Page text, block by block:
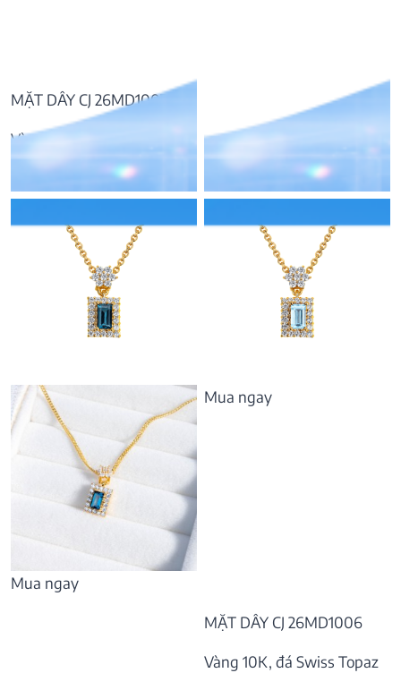
MẶT DÂY CJ 26MD1007
Vàng 10K, đá Garnet
7.933.000
Mua ngay
Mua ngay
MẶT DÂY CJ 26MD1006
Vàng 10K, đá Swiss Topaz